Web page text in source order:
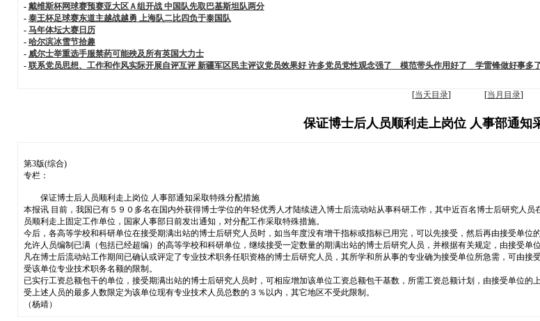
- 戴维斯杯网球赛预赛亚大区Ａ组开战 中国队先取巴基斯坦队两分
- 泰王杯足球赛东道主越战越勇 上海队二比四负于泰国队
- 马年体坛大赛日历
- 哈尔滨冰雪节拾趣
- 威尔士举重选手服禁药可能殃及所有英国大力士
- 联系党员思想、工作和作风实际开展自评互评 新疆军区民主评议党员效果好 许多党员党性观念强了 模范带头作用好了 学雷锋做好事多
[当天目录] [当月目录]
保证博士后人员顺利走上岗位 人事部通知
第3版(综合)
专栏：
保证博士后人员顺利走上岗位 人事部通知采取特殊分配措施
本报讯 目前，我国已有５９０多名在国内外获得博士学位的年轻优秀人才陆续进入博士后流动站从事科研工作，其中近百名博士后研究人
员顺利走上固定工作单位，国家人事部日前发出通知，对分配工作采取特殊措施。
今后，各高等学校和科研单位在接受期满出站的博士后研究人员时，如当年度没有增干指标或指标已用完，可以先接受，然后再由接受单位
允许人员编制已满（包括已经超编）的高等学校和科研单位，继续接受一定数量的期满出站的博士后研究人员，并根据有关规定，由接受单
凡在博士后流动站工作期间已确认或评定了专业技术职务任职资格的博士后研究人员，其所学和所从事的专业确为接受单位所急需，可由
受该单位专业技术职务名额的限制。
已实行工资总额包干的单位，接受期满出站的博士后研究人员时，可相应增加该单位工资总额包干基数，所需工资总额计划，由接受单位
受上述人员的最多人数限定为该单位现有专业技术人员总数的３％以内，其它地区不受此限制。
（杨靖）